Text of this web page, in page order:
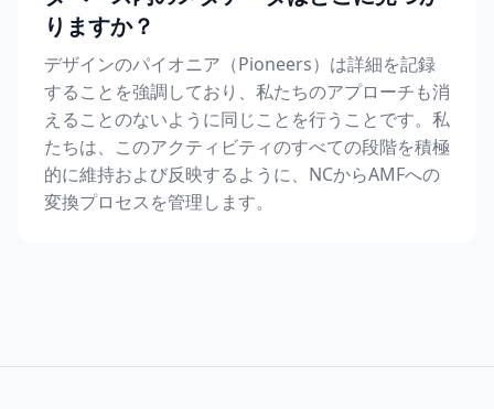
りますか？
デザインのパイオニア（Pioneers）は詳細を記録
することを強調しており、私たちのアプローチも消
えることのないように同じことを行うことです。私
たちは、このアクティビティのすべての段階を積極
的に維持および反映するように、NCからAMFへの
変換プロセスを管理します。